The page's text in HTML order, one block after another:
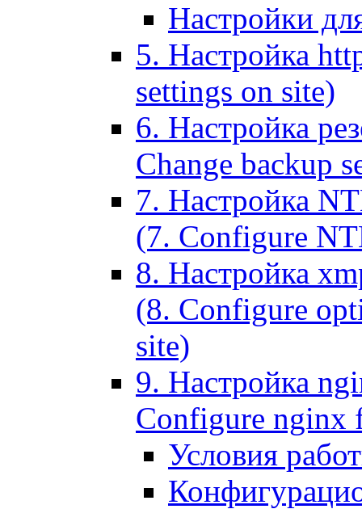
Настройки
5. Настройка
settings on site)
6. Настройка
Change backup
7. Настройка
(7. Configure
8. Настройка
(8. Configure
site)
9. Настройка
Configure nginx
Условия